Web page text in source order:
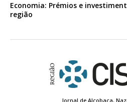
Economia: Prémios e
região
Jornal de Alcobaça,